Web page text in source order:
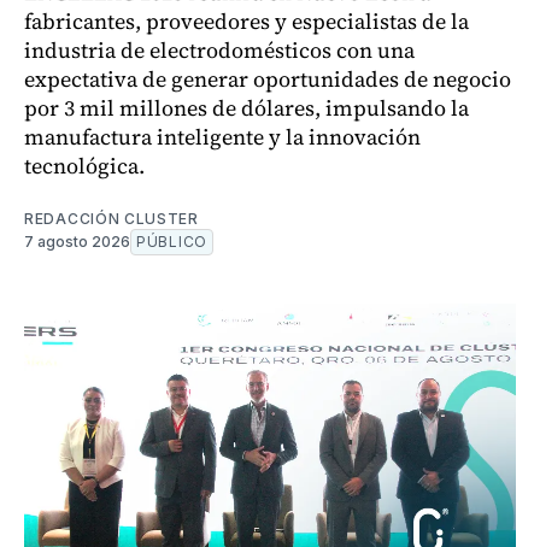
fabricantes, proveedores y especialistas de la
industria de electrodomésticos con una
expectativa de generar oportunidades de negocio
por 3 mil millones de dólares, impulsando la
manufactura inteligente y la innovación
tecnológica.
REDACCIÓN CLUSTER
7 agosto 2026 PÚBLICO